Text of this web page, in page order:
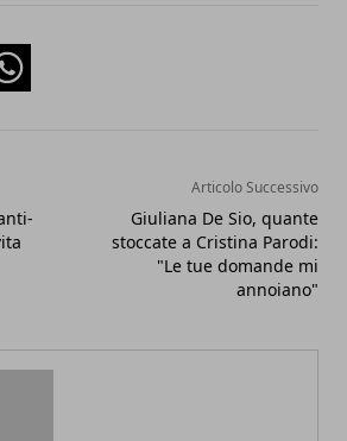
Articolo Successivo
Giuliana De Sio, quante
stoccate a Cristina Parodi:
"Le tue domande mi
annoiano"